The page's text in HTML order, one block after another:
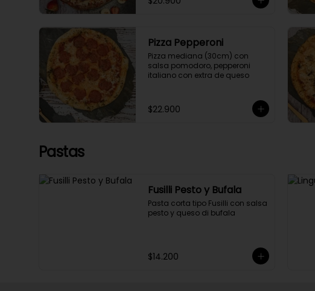
Pizza Pepperoni
Pizza mediana (30cm) con
salsa pomodoro, pepperoni
italiano con extra de queso
$22.900
Pastas
Fusilli Pesto y Bufala
Pasta corta tipo Fusilli con salsa
pesto y queso di bufala
$14.200